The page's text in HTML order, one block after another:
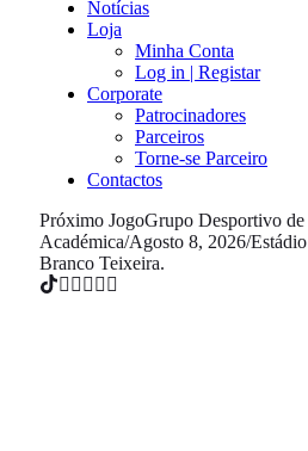
Notícias
Loja
Minha Conta
Log in | Registar
Corporate
Patrocinadores
Parceiros
Torne-se Parceiro
Contactos
Próximo JogoGrupo Desportivo de
Académica/Agosto 8, 2026/
Branco Teixeira.